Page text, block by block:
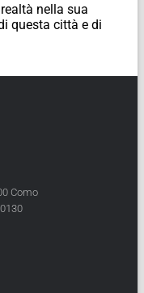
nella sua
questa città e di
Como